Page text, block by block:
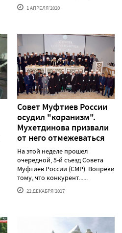
1 АПРЕЛЯ'2020
Совет Муфтиев России
осудил "коранизм".
Мухетдинова призвали
от него отмежеваться
На этой неделе прошел
очередной, 5-й съезд Совета
Муфтиев России (СМР). Вопреки
тому, что конкурент......
22 ДЕКАБРЯ'2017